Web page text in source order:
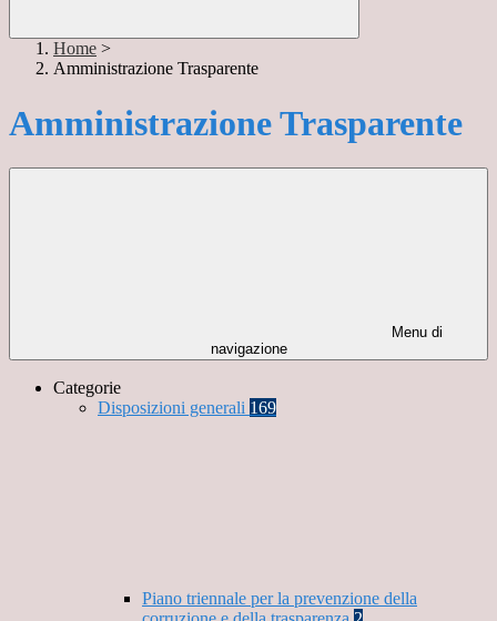
Home >
Amministrazione Trasparente
Amministrazione Trasparente
Menu di
navigazione
Categorie
Disposizioni generali 169
Piano triennale per la prevenzione della